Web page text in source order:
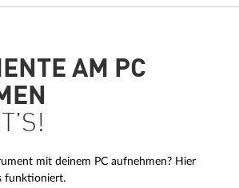
AM PC
mit deinem PC aufnehmen? Hier
funktioniert.